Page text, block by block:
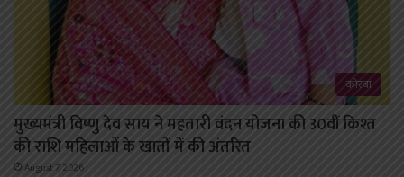
कोरबा
मुख्यमंत्री विष्णु देव साय ने महतारी वंदन योजना की 30वीं किश्त
की राशि महिलाओं के खातों में की अंतरित
August 7, 2026